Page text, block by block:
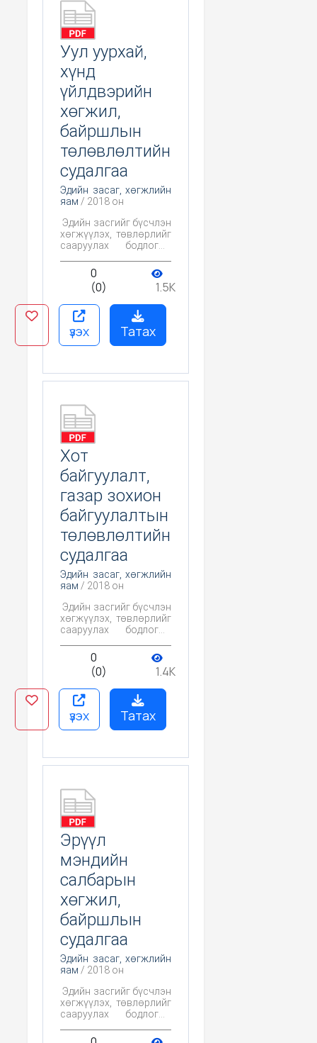
Уул уурхай,
хүнд
үйлдвэрийн
хөгжил,
байршлын
төлөвлөлтийн
судалгаа
Эдийн засаг, хөгжлийн
яам / 2018 он
Эдийн засгийг бүсчлэн
хөгжүүлэх, төвлөрлийг
сааруулах бодлогын
0
(0)
1.5K
үзэх Татах
Хот
байгуулалт,
газар зохион
байгуулалтын
төлөвлөлтийн
судалгаа
Эдийн засаг, хөгжлийн
яам / 2018 он
Эдийн засгийг бүсчлэн
хөгжүүлэх, төвлөрлийг
сааруулах бодлогын
0
(0)
1.4K
үзэх Татах
Эрүүл
мэндийн
салбарын
хөгжил,
байршлын
судалгаа
Эдийн засаг, хөгжлийн
яам / 2018 он
Эдийн засгийг бүсчлэн
хөгжүүлэх, төвлөрлийг
сааруулах бодлогын